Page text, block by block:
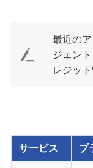
最近の
ジェン
レジッ
サービス プ